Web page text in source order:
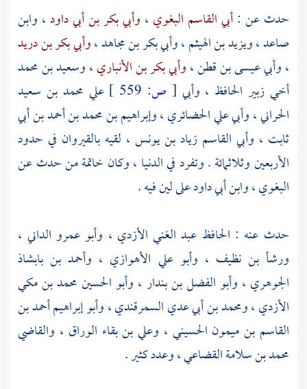
حدث عن :أبي القاسم البغوي ، وأبي بكر بن أبي داود، وابن
صاعد،ويزيد بن الهيثم،وأبي بكر بن مجاهد،وأبي بكر بن دريد
،وأبي عيسى بن قطن،وأبي بكر بن الأنباري،وسعيد بن محمد
أخيزبير الحافظ ، وأبي [ ص:
علي محمد بن سعيد
الحراني،وأبي علي الحضائري،وإبراهيم بن محمد بن أحمد بن أبي
ثابت ، وأبي القاسم زياد بن يونس ، لقيه بالقيروان في حدود
الأربعين وثلاثمائة . وتفرد في الدنيا ، وكان خاتمة من حدث عن
البغوي،وابن أبي داودعلى لين فيه .
حدث عنه : الحافظ عبد الغني الأزدي ، وأبو عمرو الداني ،
ورشأ بن نظيف ، وأبو علي الأهوازي ، وأحمد بن بابشاذ
الجوهري ، وأبو الفضل بن بندار ، وأبو الحسين محمد بن مكي
الأزدي،ومحمد بن أبي عدي السمرقندي،وأبو إبراهيم أحمد بن
القاسم بن ميمون الحسيني ، وعلي بن بقاء الوراق ، والقاضي
محمد بن سلامة القضاعي، وعدد كثير .